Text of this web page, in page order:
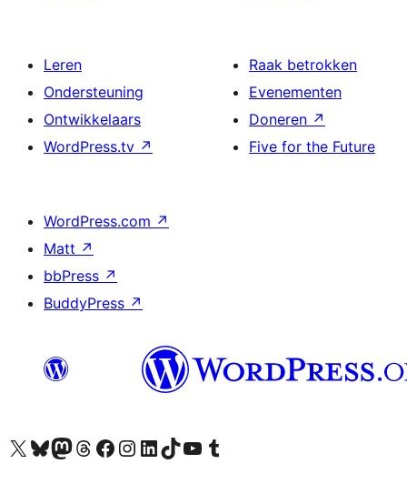
Leren
Ondersteuning
Ontwikkelaars
WordPress.tv ↗
Raak betrokken
Evenementen
Doneren ↗
Five for the Future
WordPress.com ↗
Matt ↗
bbPress ↗
BuddyPress ↗
Bezoek ons X (voorheen Twitter) account
Bezoek ons Bluesky account
Bezoek ons Mastodon account
Bezoek ons Threads account
Onze Facebook pagina bezoeken
Bezoek ons Instagram account
Bezoek ons LinkedIn account
Bezoek ons TikTok account
Bezoek ons YouTube kanaalBezoek ons Tumblr account